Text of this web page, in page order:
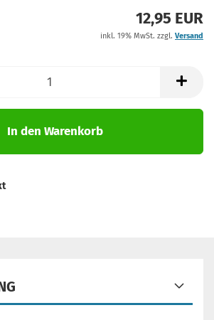
12,95 EUR
inkl. 19% MwSt. zzgl. Versand
In den Warenkorb